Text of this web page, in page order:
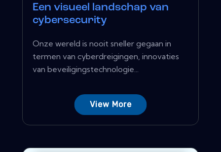
Een visueel landschap van
cybersecurity
Onze wereld is nooit sneller gegaan in
termen van cyberdreigingen, innovaties
van beveiligingstechnologie...
View More